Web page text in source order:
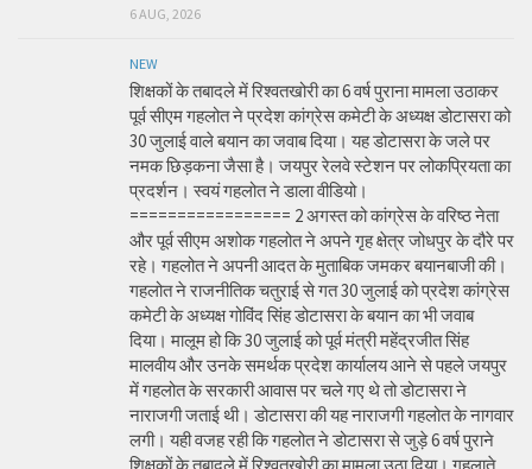
6 AUG, 2026
NEW
शिक्षकों के तबादले में रिश्वतखोरी का 6 वर्ष पुराना मामला उठाकर
पूर्व सीएम गहलोत ने प्रदेश कांग्रेस कमेटी के अध्यक्ष डोटासरा को
30 जुलाई वाले बयान का जवाब दिया। यह डोटासरा के जले पर
नमक छिड़कना जैसा है। जयपुर रेलवे स्टेशन पर लोकप्रियता का
प्रदर्शन। स्वयं गहलोत ने डाला वीडियो।
================= 2 अगस्त को कांग्रेस के वरिष्ठ नेता
और पूर्व सीएम अशोक गहलोत ने अपने गृह क्षेत्र जोधपुर के दौरे पर
रहे। गहलोत ने अपनी आदत के मुताबिक जमकर बयानबाजी की।
गहलोत ने राजनीतिक चतुराई से गत 30 जुलाई को प्रदेश कांग्रेस
कमेटी के अध्यक्ष गोविंद सिंह डोटासरा के बयान का भी जवाब
दिया। मालूम हो कि 30 जुलाई को पूर्व मंत्री महेंद्रजीत सिंह
मालवीय और उनके समर्थक प्रदेश कार्यालय आने से पहले जयपुर
में गहलोत के सरकारी आवास पर चले गए थे तो डोटासरा ने
नाराजगी जताई थी। डोटासरा की यह नाराजगी गहलोत के नागवार
लगी। यही वजह रही कि गहलोत ने डोटासरा से जुड़े 6 वर्ष पुराने